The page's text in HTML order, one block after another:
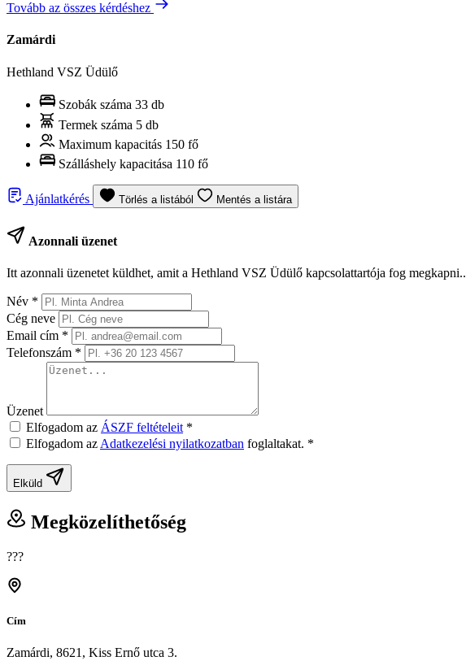
Tovább az összes kérdéshez
Zamárdi
Hethland VSZ Üdülő
Szobák száma 33 db
Termek száma 5 db
Maximum kapacitás 150 fő
Szálláshely kapacitása 110 fő
Ajánlatkérés Törlés a listából Mentés a listára
Azonnali üzenet
Itt azonnali üzenetet küldhet, amit a Hethland VSZ Üdülő kapcsolattartója fog megkapni..
Név *
Cég neve
Email cím *
Telefonszám *
Üzenet
Elfogadom az ÁSZF feltételeit *
Elfogadom az Adatkezelési nyilatkozatban foglaltakat. *
Elküld
Megközelíthetőség
???
Cím
Zamárdi, 8621, Kiss Ernő utca 3.